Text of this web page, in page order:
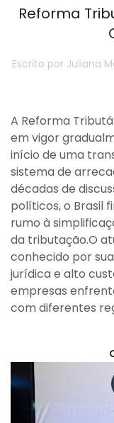
Reforma
Escrito por Juliana
A Reforma
em vigor
início de uma
sistema de
décadas de
políticos, o Brasil
rumo à
da tributação.O
conhecido por
jurídica e alto
empresas
com diferentes